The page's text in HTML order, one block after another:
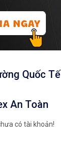
Quốc Tế
An Toàn
có tài khoản!